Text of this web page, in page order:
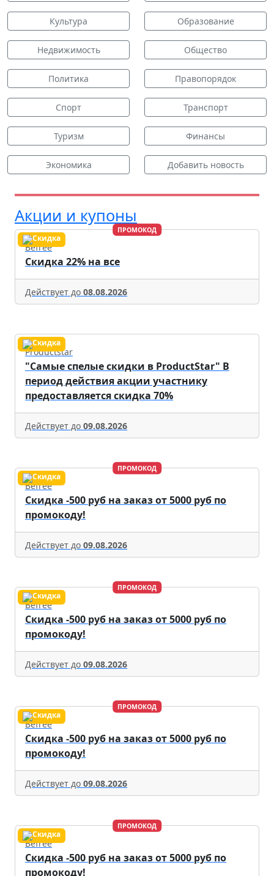
Культура Образование
Недвижимость Общество
Политика Правопорядок
Спорт Транспорт
Туризм Финансы
Экономика Добавить новость
Акции и купоны
ПРОМОКОД
Befree
Скидка 22% на все
Действует до 08.08.2026
Productstar
"Самые спелые скидки в ProductStar" В
период действия акции участнику
предоставляется скидка 70%
Действует до 09.08.2026
ПРОМОКОД
Befree
Скидка -500 руб на заказ от 5000 руб по
промокоду!
Действует до 09.08.2026
ПРОМОКОД
Befree
Скидка -500 руб на заказ от 5000 руб по
промокоду!
Действует до 09.08.2026
ПРОМОКОД
Befree
Скидка -500 руб на заказ от 5000 руб по
промокоду!
Действует до 09.08.2026
ПРОМОКОД
Befree
Скидка -500 руб на заказ от 5000 руб по
промокоду!